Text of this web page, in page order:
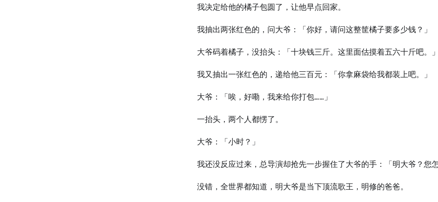
我决定给他的橘子包圆了，让他早点回家。
我抽出两张红色的，问大爷：「你好，请问这整筐橘子要多少钱？」
大爷码着橘子，没抬头：「十块钱三斤。这里面估摸着五六十斤吧。
我又抽出一张红色的，递给他三百元：「你拿麻袋给我都装上吧。」
大爷：「唉，好嘞，我来给你打包……」
一抬头，两个人都愣了。
大爷：「小时？」
我还没反应过来，总导演却抢先一步握住了大爷的手：「明大爷？您
没错，全世界都知道，明大爷是当下顶流歌王，明修的爸爸。